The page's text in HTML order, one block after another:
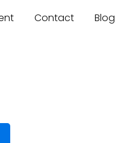
Contact Blog